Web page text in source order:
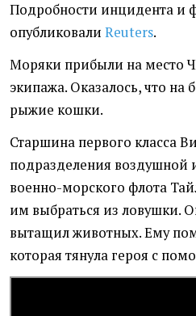
Подробности инцидента и
опубликовали Reuters.
Моряки прибыли на место
экипажа. Оказалось, что на
рыжие кошки.
Старшина первого класса
подразделения воздушной
военно-морского флота
им выбраться из ловушки.
вытащил животных. Ему
которая тянула героя с